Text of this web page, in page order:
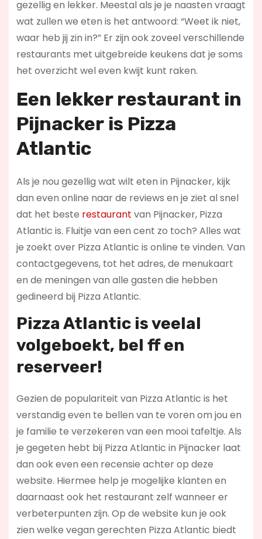
gezellig en lekker. Meestal als je je naasten vraagt
wat zullen we eten is het antwoord: “Weet ik niet,
waar heb jij zin in?” Er zijn ook zoveel verschillende
restaurants met uitgebreide keukens dat je soms
het overzicht wel even kwijt kunt raken.
Een lekker restaurant in
Pijnacker is Pizza
Atlantic
Als je nou gezellig wat wilt eten in Pijnacker, kijk
dan even online naar de reviews en je ziet al snel
dat het beste restaurant van Pijnacker, Pizza
Atlantic is. Fluitje van een cent zo toch? Alles wat
je zoekt over Pizza Atlantic is online te vinden. Van
contactgegevens, tot het adres, de menukaart
en de meningen van alle gasten die hebben
gedineerd bij Pizza Atlantic.
Pizza Atlantic is veelal
volgeboekt, bel ff en
reserveer!
Gezien de populariteit van Pizza Atlantic is het
verstandig even te bellen van te voren om jou en
je familie te verzekeren van een mooi tafeltje. Als
je gegeten hebt bij Pizza Atlantic in Pijnacker laat
dan ook even een recensie achter op deze
website. Hiermee help je mogelijke klanten en
daarnaast ook het restaurant zelf wanneer er
verbeterpunten zijn. Op de website kun je ook
zien welke vegan gerechten Pizza Atlantic biedt